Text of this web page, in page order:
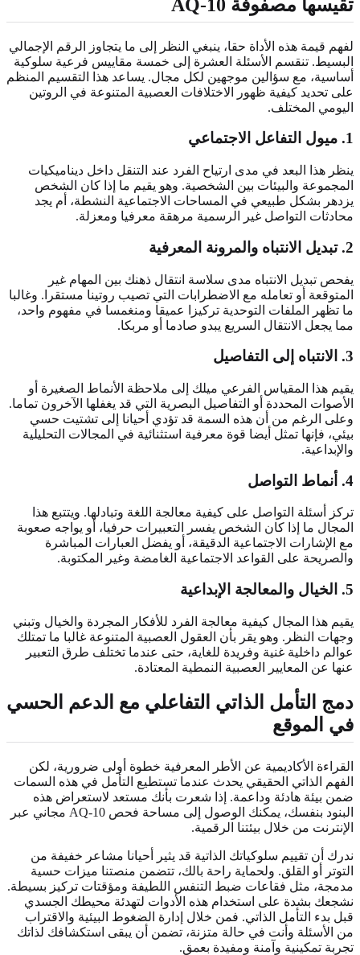
تقيسها مصفوفة AQ-10
لفهم قيمة هذه الأداة حقا، ينبغي النظر إلى ما يتجاوز الرقم الإجمالي
البسيط. تنقسم الأسئلة العشرة إلى خمسة مقاييس فرعية سلوكية
أساسية، مع سؤالين موجهين لكل مجال. يساعد هذا التقسيم المنظم
على تحديد كيفية ظهور الاختلافات العصبية المتنوعة في الروتين
اليومي المختلف.
1. ميول التفاعل الاجتماعي
ينظر هذا البعد في مدى ارتياح الفرد عند التنقل داخل ديناميكيات
المجموعة والبيئات بين الشخصية. وهو يقيم ما إذا كان الشخص
يزدهر بشكل طبيعي في المساحات الاجتماعية النشطة، أم يجد
محادثات التواصل غير الرسمية مرهقة معرفيا ومعزلة.
2. تبديل الانتباه والمرونة المعرفية
يفحص تبديل الانتباه مدى سلاسة انتقال ذهنك بين المهام غير
المتوقعة أو تعامله مع الاضطرابات التي تصيب روتينا مستقرا. وغالبا
ما تظهر الملفات التوحدية تركيزا عميقا ومنغمسا في مفهوم واحد،
مما يجعل الانتقال السريع يبدو صادما أو مربكا.
3. الانتباه إلى التفاصيل
يقيم هذا المقياس الفرعي ميلك إلى ملاحظة الأنماط الصغيرة أو
الأصوات المحددة أو التفاصيل البصرية التي قد يغفلها الآخرون تماما.
وعلى الرغم من أن هذه السمة قد تؤدي أحيانا إلى تشتيت حسي
بيئي، فإنها تمثل أيضا قوة معرفية استثنائية في المجالات التحليلية
والإبداعية.
4. أنماط التواصل
تركز أسئلة التواصل على كيفية معالجة اللغة وتبادلها. ويتتبع هذا
المجال ما إذا كان الشخص يفسر التعبيرات حرفيا، أو يواجه صعوبة
مع الإشارات الاجتماعية الدقيقة، أو يفضل العبارات المباشرة
والصريحة على القواعد الاجتماعية الغامضة وغير المكتوبة.
5. الخيال والمعالجة الإبداعية
يقيم هذا المجال كيفية معالجة الفرد للأفكار المجردة والخيال وتبني
وجهات النظر. وهو يقر بأن العقول العصبية المتنوعة غالبا ما تمتلك
عوالم داخلية غنية وفريدة للغاية، حتى عندما تختلف طرق التعبير
عنها عن المعايير العصبية النمطية المعتادة.
دمج التأمل الذاتي التفاعلي مع الدعم الحسي
في الموقع
القراءة الأكاديمية عن الأطر المعرفية خطوة أولى ضرورية، لكن
الفهم الذاتي الحقيقي يحدث عندما تستطيع التأمل في هذه السمات
ضمن بيئة هادئة وداعمة. إذا شعرت بأنك مستعد لاستعراض هذه
البنود بنفسك، يمكنك الوصول إلى مساحة
فحص AQ-10 مجاني عبر
الإنترنت من خلال بيئتنا الرقمية.
ندرك أن تقييم سلوكياتك الذاتية قد يثير أحيانا مشاعر خفيفة من
التوتر أو القلق. ولحماية راحة بالك، تتضمن منصتنا ميزات حسية
مدمجة، مثل فقاعات ضبط التنفس اللطيفة ومؤقتات تركيز بسيطة.
نشجعك بشدة على استخدام هذه الأدوات لتهدئة محيطك الجسدي
قبل بدء التأمل الذاتي. فمن خلال إدارة الضغوط البيئية والاقتراب
من الأسئلة وأنت في حالة متزنة، تضمن أن يبقى استكشافك لذاتك
تجربة تمكينية وآمنة ومفيدة بعمق.